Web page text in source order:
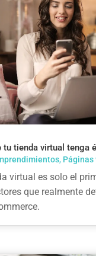
tu tienda virtual tenga
, Páginas
virtual es solo el
que realmente